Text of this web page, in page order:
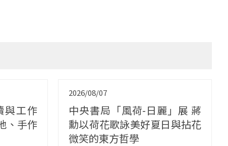
與工作
、手作
2026/08/07
中央書局「風荷-日麗」展 蔣
勳以荷花歌詠美好夏日與拈花
微笑的東方哲學